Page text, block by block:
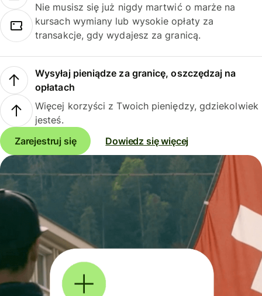
Nie musisz się już nigdy martwić o marże na
kursach wymiany lub wysokie opłaty za
transakcje, gdy wydajesz za granicą.
Wysyłaj pieniądze za granicę, oszczędzaj na
opłatach
Więcej korzyści z Twoich pieniędzy, gdziekolwiek
jesteś.
Zarejestruj się
Dowiedz się więcej